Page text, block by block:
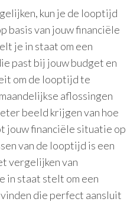
kun je de looptijd
basis van jouw financiële
je in staat om een
past bij jouw budget en
om de looptijd te
aflossingen
beeld krijgen van hoe
jouw financiële situatie op
van de looptijd is een
vergelijken van
in staat stelt om een
die perfect aansluit